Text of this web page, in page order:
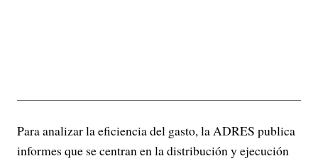
Para analizar la eficiencia del gasto, la ADRES publica
informes que se centran en la distribución y ejecución